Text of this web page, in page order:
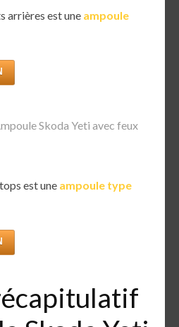
arrières est une ampoule
Skoda Yeti avec feux
est une ampoule type